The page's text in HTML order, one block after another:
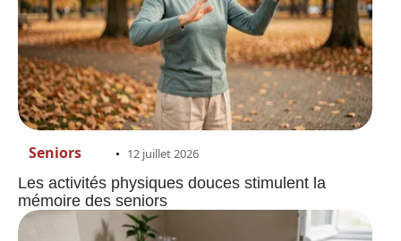
Seniors 12 juillet 2026
Les activités physiques douces stimulent la
mémoire des seniors